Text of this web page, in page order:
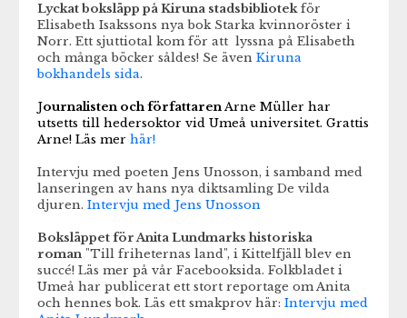
Lyckat boksläpp på Kiruna stadsbibliotekför
Elisabeth Isakssons nya bok Starka kvinnoröster i
Norr. Ett sjuttiotal kom för att lyssna på Elisabeth
och många böcker såldes! Se även Kiruna
bokhandels sida.
Journalisten och författarenArne Müller har
utsetts till hedersoktor vid Umeå universitet. Grattis
Arne! Läs mer här!
Intervju med poeten Jens Unosson, i samband med
lanseringen av hans nya diktsamling De vilda
djuren. Intervju med Jens Unosson
Boksläppet för Anita Lundmarks historiska
roman "Till friheternas land", i Kittelfjäll blev en
succé! Läs mer på vår Facebooksida. Folkbladet i
Umeå har publicerat ett stort reportage om Anita
och hennes bok. Läs ett smakprov här: Intervju med